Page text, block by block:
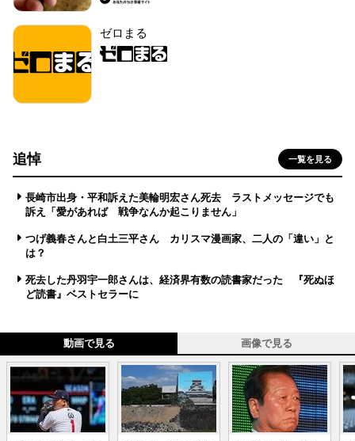
ゼロまる
追悼 一覧を見る
長崎市出身・平和訴えた美輪明宏さん死去 ラストメッセージでも
訴え「愛があれば 戦争なんか起こりません」
つげ義春さんと白土三平さん カリスマ漫画家、二人の「違い」と
は？
死去した丹羽宇一郎さんは、経済界有数の読書家だった 『死ぬほ
ど読書』ベストセラーに
動画で見る 画像で見る